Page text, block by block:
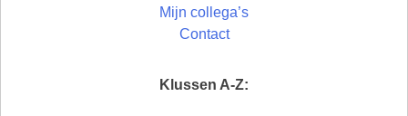
Mijn collega’s
Contact
Klussen A-Z: